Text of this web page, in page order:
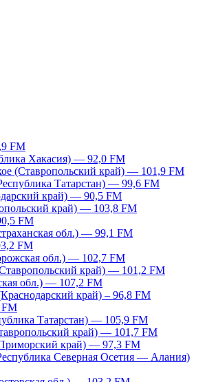
FM
Хакасия) — 92,0 FM
(Ставропольский край) — 101,9 FM
Татарстан) — 99,6 FM
край) — 90,5 FM
край) — 103,8 FM
FM
обл.) — 99,1 FM
FM
обл.) — 102,7 FM
край) — 101,2 FM
обл.) — 107,2 FM
край) – 96,8 FM
Татарстан) — 105,9 FM
край) — 101,7 FM
край) — 97,3 FM
Северная Осетия — Алания)